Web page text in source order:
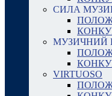
СИЛА
МУЗИЧНИЙ
VIRTUOSO